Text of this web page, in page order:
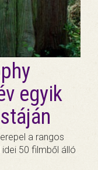
egyik
a rangos
50 filmből álló